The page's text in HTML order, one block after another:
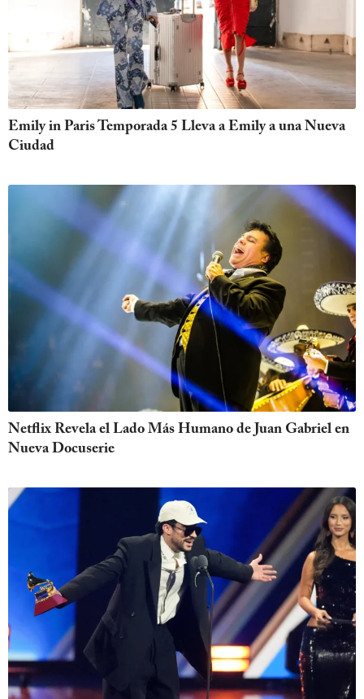
Emily in Paris Temporada 5 Lleva a Emily a una Nueva
Ciudad
Netflix Revela el Lado Más Humano de Juan Gabriel en
Nueva Docuserie